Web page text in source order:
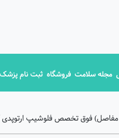
مجله سلامت فروشگاه ثبت نام پزشک
فوق تخصص فلوشیپ ارتوپدی